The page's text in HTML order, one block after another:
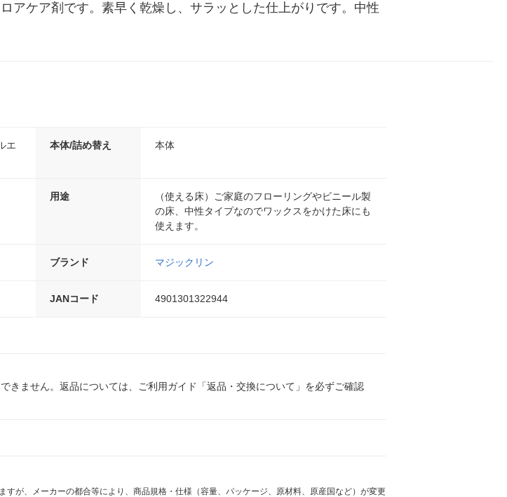
アケア剤です。素早く乾燥し、サラッとした仕上がりです。中性
エ
本体/詰め替え 本体
用途
（使える床）ご家庭のフローリングやビニール製
の床、中性タイプなのでワックスをかけた床にも
使えます。
ブランド マジックリン
JANコード 4901301322944
きません。返品については、ご利用ガイド「返品・交換について」を必ずご確認
が、メーカーの都合等により、商品規格・仕様（容量、パッケージ、原材料、原産国など）が変更